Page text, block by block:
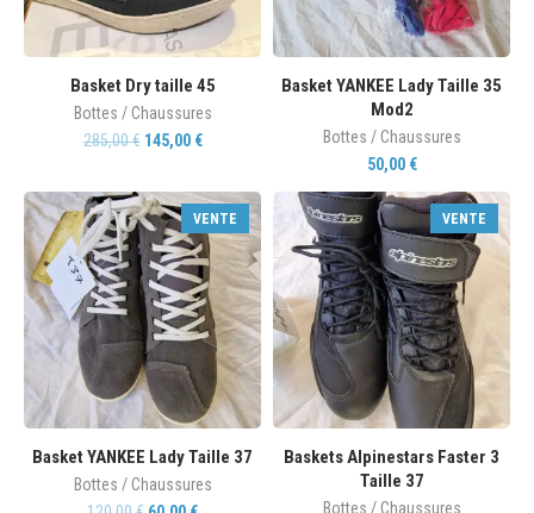
Basket Dry taille 45
Bottes / Chaussures
285,00€ 145,00 €
Basket YANKEE Lady Taille 35
Mod2
Bottes / Chaussures
50,00 €
VENTE
Basket YANKEE Lady Taille 37
Bottes / Chaussures
VENTE
Baskets Alpinestars Faster 3
Taille 37
Bottes / Chaussures